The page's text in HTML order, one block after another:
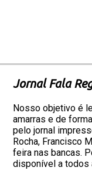
Jornal Fala
Nosso objetivo é
amarras e de
pelo jornal
Rocha, Francisco
feira nas bancas.
disponível a todos